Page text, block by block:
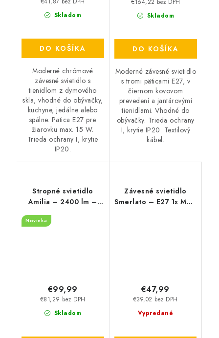
Skladom
€41,87 bez DPH
DO KOŠÍKA
Moderné chrómové
závesné svietidlo s
tienidlom z dymového
skla, vhodné do obývačky,
kuchyne, jedálne alebo
spálne. Pätica E27 pre
žiarovku max. 15 W.
Trieda ochrany I, krytie
IP20.
Skladom
€164,22 bez DPH
DO KOŠÍKA
Moderné závesné svietidlo
s tromi päticami E27, v
čiernom kovovom
prevedení a jantárovými
tienidlami. Vhodné do
obývačky. Trieda ochrany
I, krytie IP20. Textilový
kábel.
Stropné svietidlo
Amilia – 2400 lm –
3000, 4000, 6500 K –
LED 22 W – IP20
Novinka
Skladom
€81,29 bez DPH
€99,99
Závesné svietidlo
Smerlato – E27 1x MAX
Vypredané
€39,02 bez DPH
€47,99